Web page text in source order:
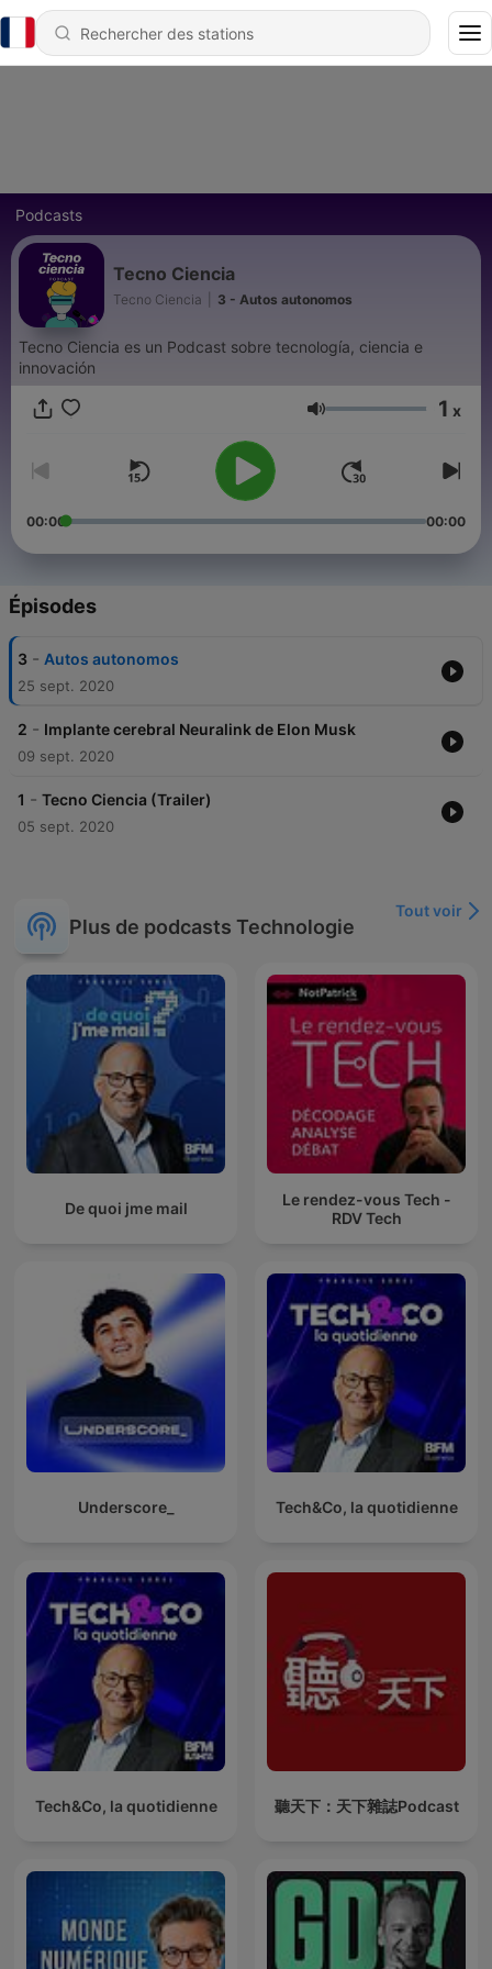
Podcasts
Tecno Ciencia
Tecno Ciencia 3 - Autos autonomos
Tecno Ciencia es un Podcast sobre tecnología, ciencia e
innovación
Volume 1 x
00:00 00:00
Épisodes
3 - Autos autonomos
25 sept. 2020
2 - Implante cerebral Neuralink de Elon Musk
09 sept. 2020
1 - Tecno Ciencia (Trailer)
05 sept. 2020
Plus de podcasts Technologie
Tout voir
De quoi jme mail
Le rendez-vous Tech -
RDV Tech
Underscore_ Tech&Co, la quotidienne
Tech&Co, la quotidienne 聽天下：天下雜誌Podcast